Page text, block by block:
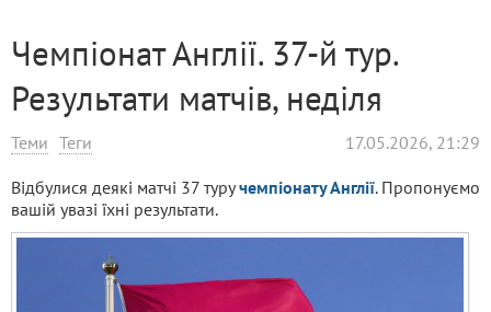
Чемпіонат Англії. 37-й тур.
Результати матчів, неділя
Теми Теги 17.05.2026, 21:29
Відбулися деякі матчі 37 туручемпіонату Англії. Пропонуємо
вашій увазі їхні результати.